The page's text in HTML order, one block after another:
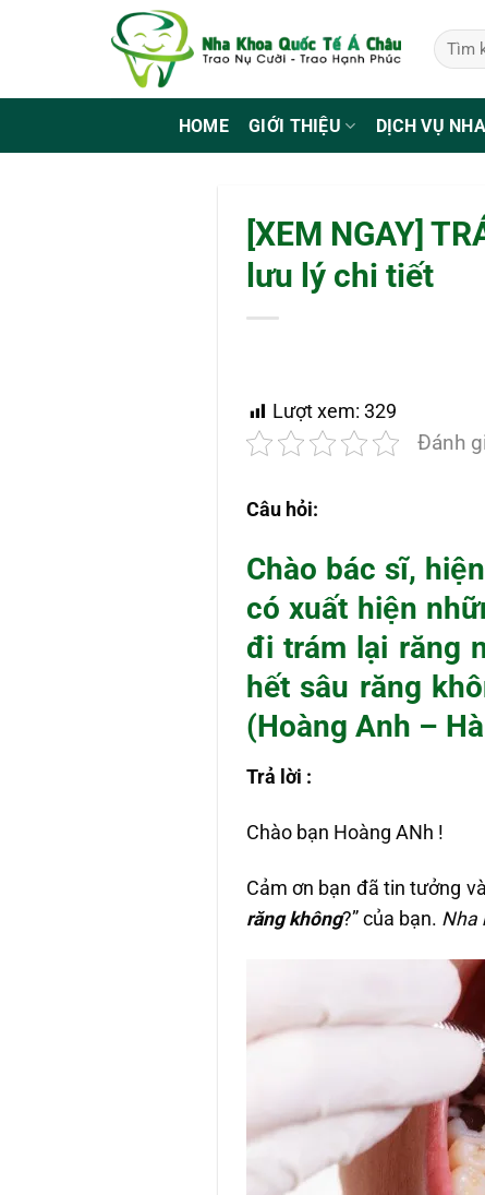
HOME GIỚI THIỆU DỊCH VỤ
[XEM NGAY]
lưu lý chi tiết
Lượt xem: 329
Đánh
Câu hỏi:
Chào bác sĩ,
có xuất hiện
đi trám lại răng
hết sâu răng
(Hoàng Anh –
Trả lời :
Chào bạn Hoàng ANh !
Cảm ơn bạn đã tin tưởng
răng không?” của bạn. Nha